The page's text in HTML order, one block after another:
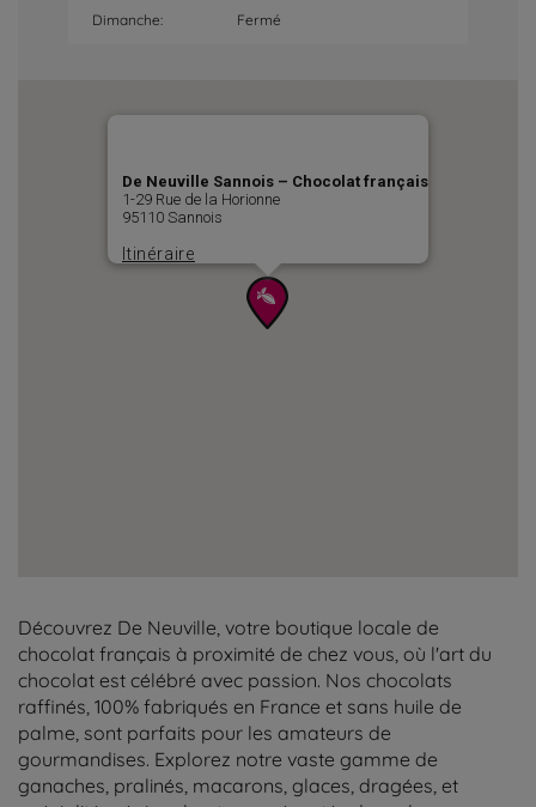
Dimanche: Fermé
De Neuville Sannois – Chocolat français
1-29 Rue de la Horionne
95110 Sannois
Itinéraire
Découvrez De Neuville, votre boutique locale de
chocolat français à proximité de chez vous, où l'art du
chocolat est célébré avec passion. Nos chocolats
raffinés, 100% fabriqués en France et sans huile de
palme, sont parfaits pour les amateurs de
gourmandises. Explorez notre vaste gamme de
ganaches, pralinés, macarons, glaces, dragées, et